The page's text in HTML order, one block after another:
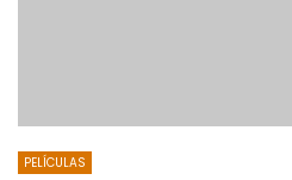
PELÍCULAS